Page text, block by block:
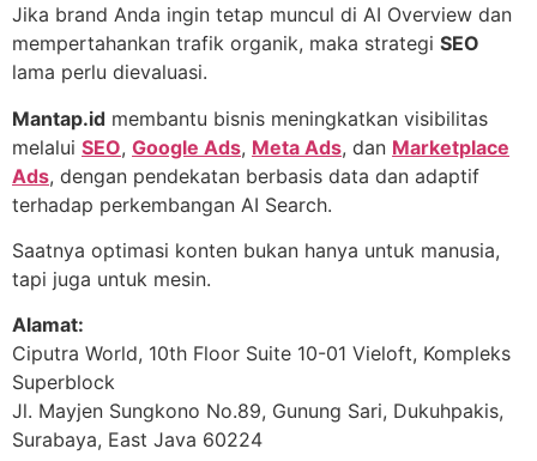
Jika brand Anda ingin tetap muncul di AI Overview dan
mempertahankan trafik organik, maka strategi SEO
lama perlu dievaluasi.
Mantap.id membantu bisnis meningkatkan visibilitas
melalui SEO, Google Ads, Meta Ads, dan Marketplace
Ads, dengan pendekatan berbasis data dan adaptif
terhadap perkembangan AI Search.
Saatnya optimasi konten bukan hanya untuk manusia,
tapi juga untuk mesin.
Alamat:
Ciputra World, 10th Floor Suite 10-01 Vieloft, Kompleks
Superblock
Jl. Mayjen Sungkono No.89, Gunung Sari, Dukuhpakis,
Surabaya, East Java 60224